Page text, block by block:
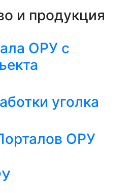
и продукция
ОРУ с
уголка
ОРУ